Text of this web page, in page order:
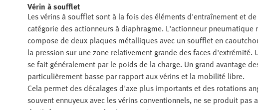
Vérin à soufflet
Les vérins à soufflet sont à la fois des éléments d'entraînement et
catégorie des actionneurs à diaphragme. L'actionneur
compose de deux plaques métalliques avec un soufflet en
la pression sur une zone relativement grande des faces
se fait généralement par le poids de la charge. Un grand avantage
particulièrement basse par rapport aux vérins et la mobilité libre.
Cela permet des décalages d'axe plus importants et des rotations
souvent ennuyeux avec les vérins conventionnels, ne se produit